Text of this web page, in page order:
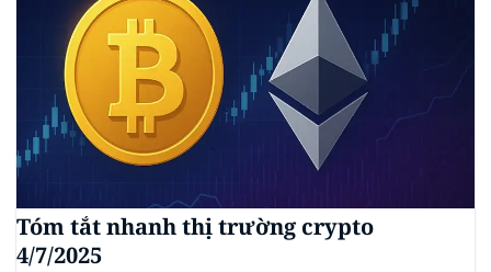
Tóm tắt nhanh thị trường crypto
4/7/2025